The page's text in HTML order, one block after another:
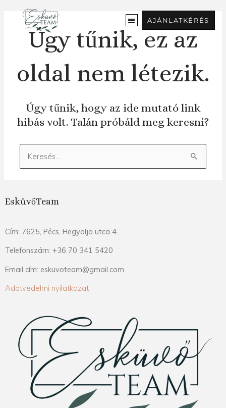
tartalomra
AJÁNLATKÉRÉS
Úgy tűnik, ez az
oldal nem létezik.
Úgy tűnik, hogy az ide mutató link
hibás volt. Talán próbáld meg keresni?
Keresés:
EsküvőTeam
Cím: 7625, Pécs, Hegyalja utca 4.
Telefonszám: +36 70 341 5420
Email cím: eskuvoteam@gmail.com
Adatvédelmi nyilatkozat